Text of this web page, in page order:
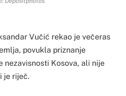
Vučić rekao je večeras
povukla priznanje
nezavisnosti Kosova, ali nije
je riječ.